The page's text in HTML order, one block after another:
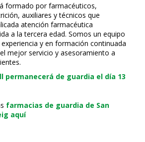
formado por farmacéuticos,
auxiliares y técnicos que
atención farmacéutica
a la tercera edad. Somos un equipo
y en formación continuada
mejor servicio y asesoramiento a
permanecerá de guardia el día 13
farmacias de guardia de San
aquí